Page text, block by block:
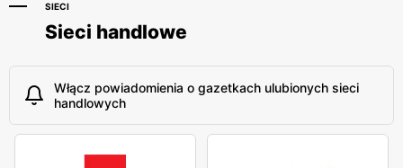
SIECI
Sieci handlowe
Włącz powiadomienia o gazetkach ulubionych sieci
handlowych